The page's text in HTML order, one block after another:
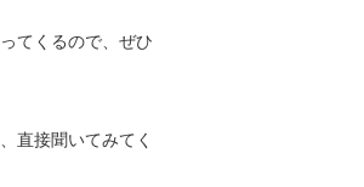
てくるので、ぜひ
直接聞いてみてく